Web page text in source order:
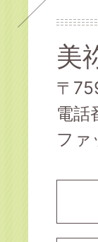
美
〒
電話
フ